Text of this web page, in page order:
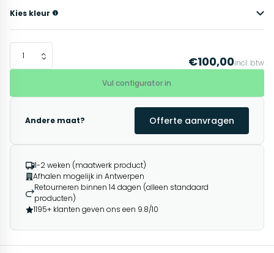
Kies kleur
€100,00incl. btw
Vul configurator in
Andere maat? Offerte aanvragen
1-2 weken (maatwerk product)
Afhalen mogelijk in Antwerpen
Retourneren binnen 14 dagen (alleen standaard
producten)
1195+ klanten geven ons een 9.8/10